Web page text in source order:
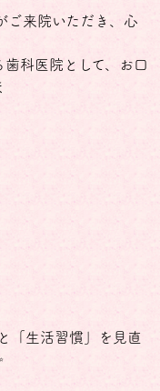
ご来院いただき、心
ます。
科医院として、お口
「生活習慣」を見直